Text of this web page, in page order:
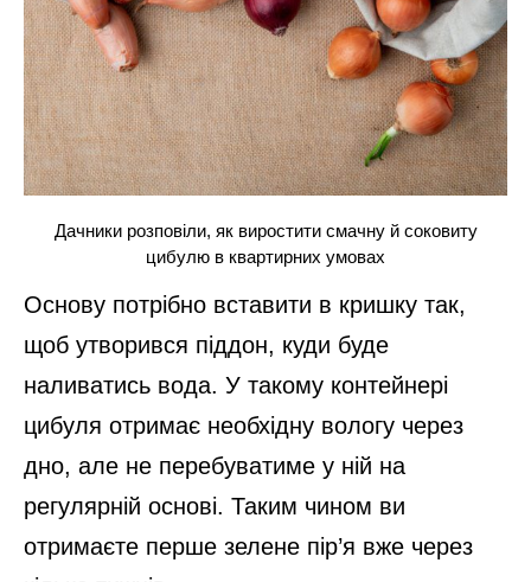
Дачники розповіли, як виростити смачну й соковиту
цибулю в квартирних умовах
Основу потрібно вставити в кришку так,
щоб утворився піддон, куди буде
наливатись вода. У такому контейнері
цибуля отримає необхідну вологу через
дно, але не перебуватиме у ній на
регулярній основі. Таким чином ви
отримаєте перше зелене пір’я вже через